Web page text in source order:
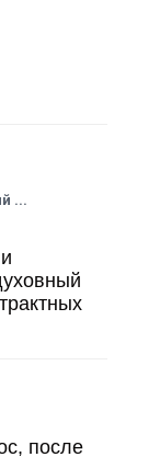
...
после